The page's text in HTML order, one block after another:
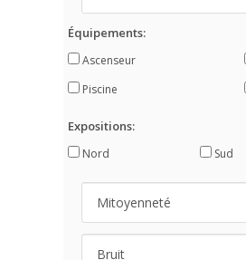
Équipements:
Ascenseur
Piscine
Expositions:
Nord Sud